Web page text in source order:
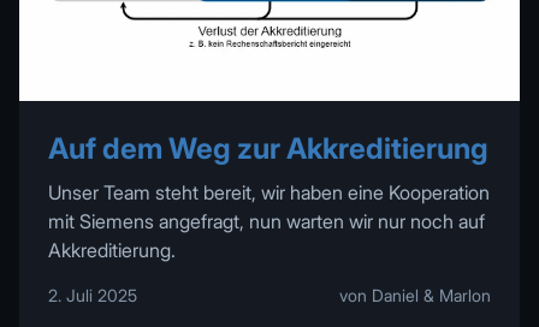
Auf dem Weg zur Akkreditierung
Unser Team steht bereit, wir haben eine Kooperation
mit Siemens angefragt, nun warten wir nur noch auf
Akkreditierung.
2. Juli 2025 von Daniel & Marlon